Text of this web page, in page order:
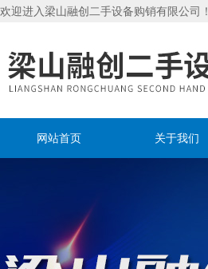
欢迎进入梁山融创二手设备购销有限公司！
网站首页 关于我们